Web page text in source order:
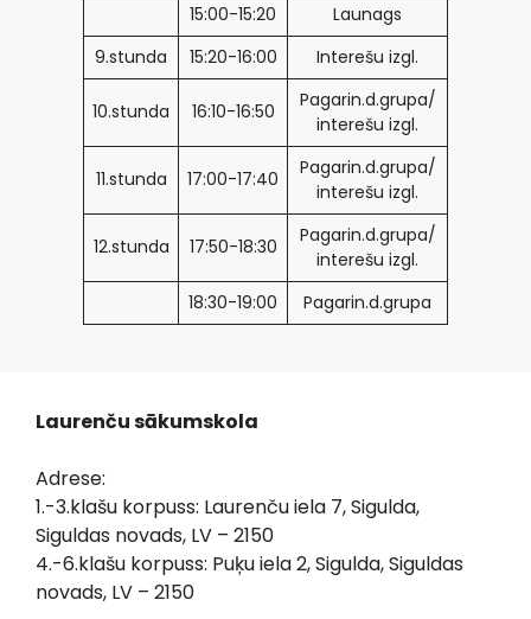
15:00-15:20
Launags
9.stunda
15:20-16:00 Interešu izgl.
10.stunda 16:10-16:50
Pagarin.d.grupa/
interešu izgl.
11.stunda 17:00-17:40
Pagarin.d.grupa/
interešu izgl.
12.stunda 17:50-18:30
Pagarin.d.grupa/
interešu izgl.
18:30-19:00
Pagarin.d.grupa
Laurenču sākumskola
Adrese:
1.-3.klašu korpuss: Laurenču iela 7, Sigulda,
Siguldas novads, LV – 2150
4.-6.klašu korpuss: Puķu iela 2, Sigulda, Siguldas
novads, LV – 2150